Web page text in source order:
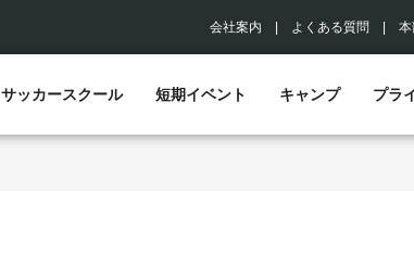
会社案内 よくある質問
サッカースクール 短期イベント キャンプ プラ